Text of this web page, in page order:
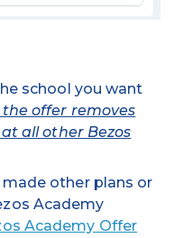
school you want
offer removes
all other Bezos
made other plans or
Academy
Academy Offer